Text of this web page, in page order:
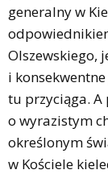
generalny w
Olszewskiego,
i
tu przyciąga. A
o wyrazistym
określonym
w Kościele